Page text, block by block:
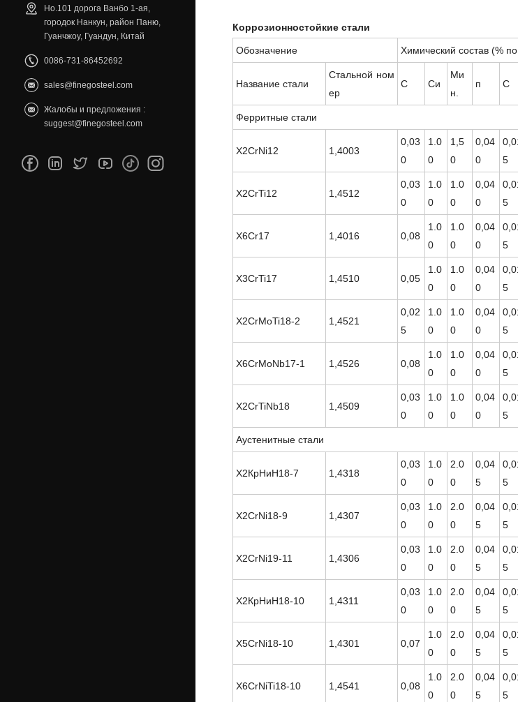
Но.101 дорога Ванбо 1-ая,
городок Нанкун, район Паню,
Гуанчжоу, Гуандун, Китай
0086-731-86452692
sales@finegosteel.com
Жалобы и предложения :
suggest@finegosteel.com
Коррозионностойкие стали
Обозначение Химический состав (%
Название стали
Стальной ном
ер
С Си
Ми
н.
п С
Ферритные стали
X2CrNi12 1,4003
0,03
0
1.0
0
1,5
0
0,04
0
5
X2CrTi12 1,4512
0,03
0
1.0
0
1.0
0
0,04
0
5
X6Cr17 1,4016 0,08
1.0
0
1.0
0
0,04
0
5
X3CrTi17 1,4510 0,05
1.0
0
1.0
0
0,04
0
5
X2CrMoTi18-2 1,4521
0,02
5
1.0
0
1.0
0
0,04
0
5
X6CrMoNb17-1 1,4526 0,08
1.0
0
1.0
0
0,04
0
5
X2CrTiNb18 1,4509
0,03
0
1.0
0
1.0
0
0,04
0
5
Аустенитные стали
Х2КрНиН18-7 1,4318
0,03
0
1.0
0
2.0
0
0,04
5
5
X2CrNi18-9 1,4307
0,03
0
1.0
0
2.0
0
0,04
5
5
X2CrNi19-11 1,4306
0,03
0
1.0
0
2.0
0
0,04
5
5
Х2КрНиН18-10 1,4311
0,03
0
1.0
0
2.0
0
0,04
5
5
X5CrNi18-10 1,4301 0,07
1.0
0
2.0
0
0,04
5
5
X6CrNiTi18-10 1,4541 0,08
1.0
0
2.0
0
0,04
5
5